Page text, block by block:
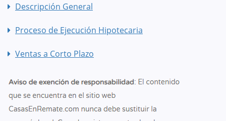
Descripción General
Proceso de Ejecución Hipotecaria
Ventas a Corto Plazo